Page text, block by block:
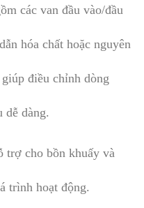
các van đầu vào/đầu
hóa chất hoặc nguyên
điều chỉnh dòng
dễ dàng.
trợ cho bồn khuấy và
trình hoạt động.